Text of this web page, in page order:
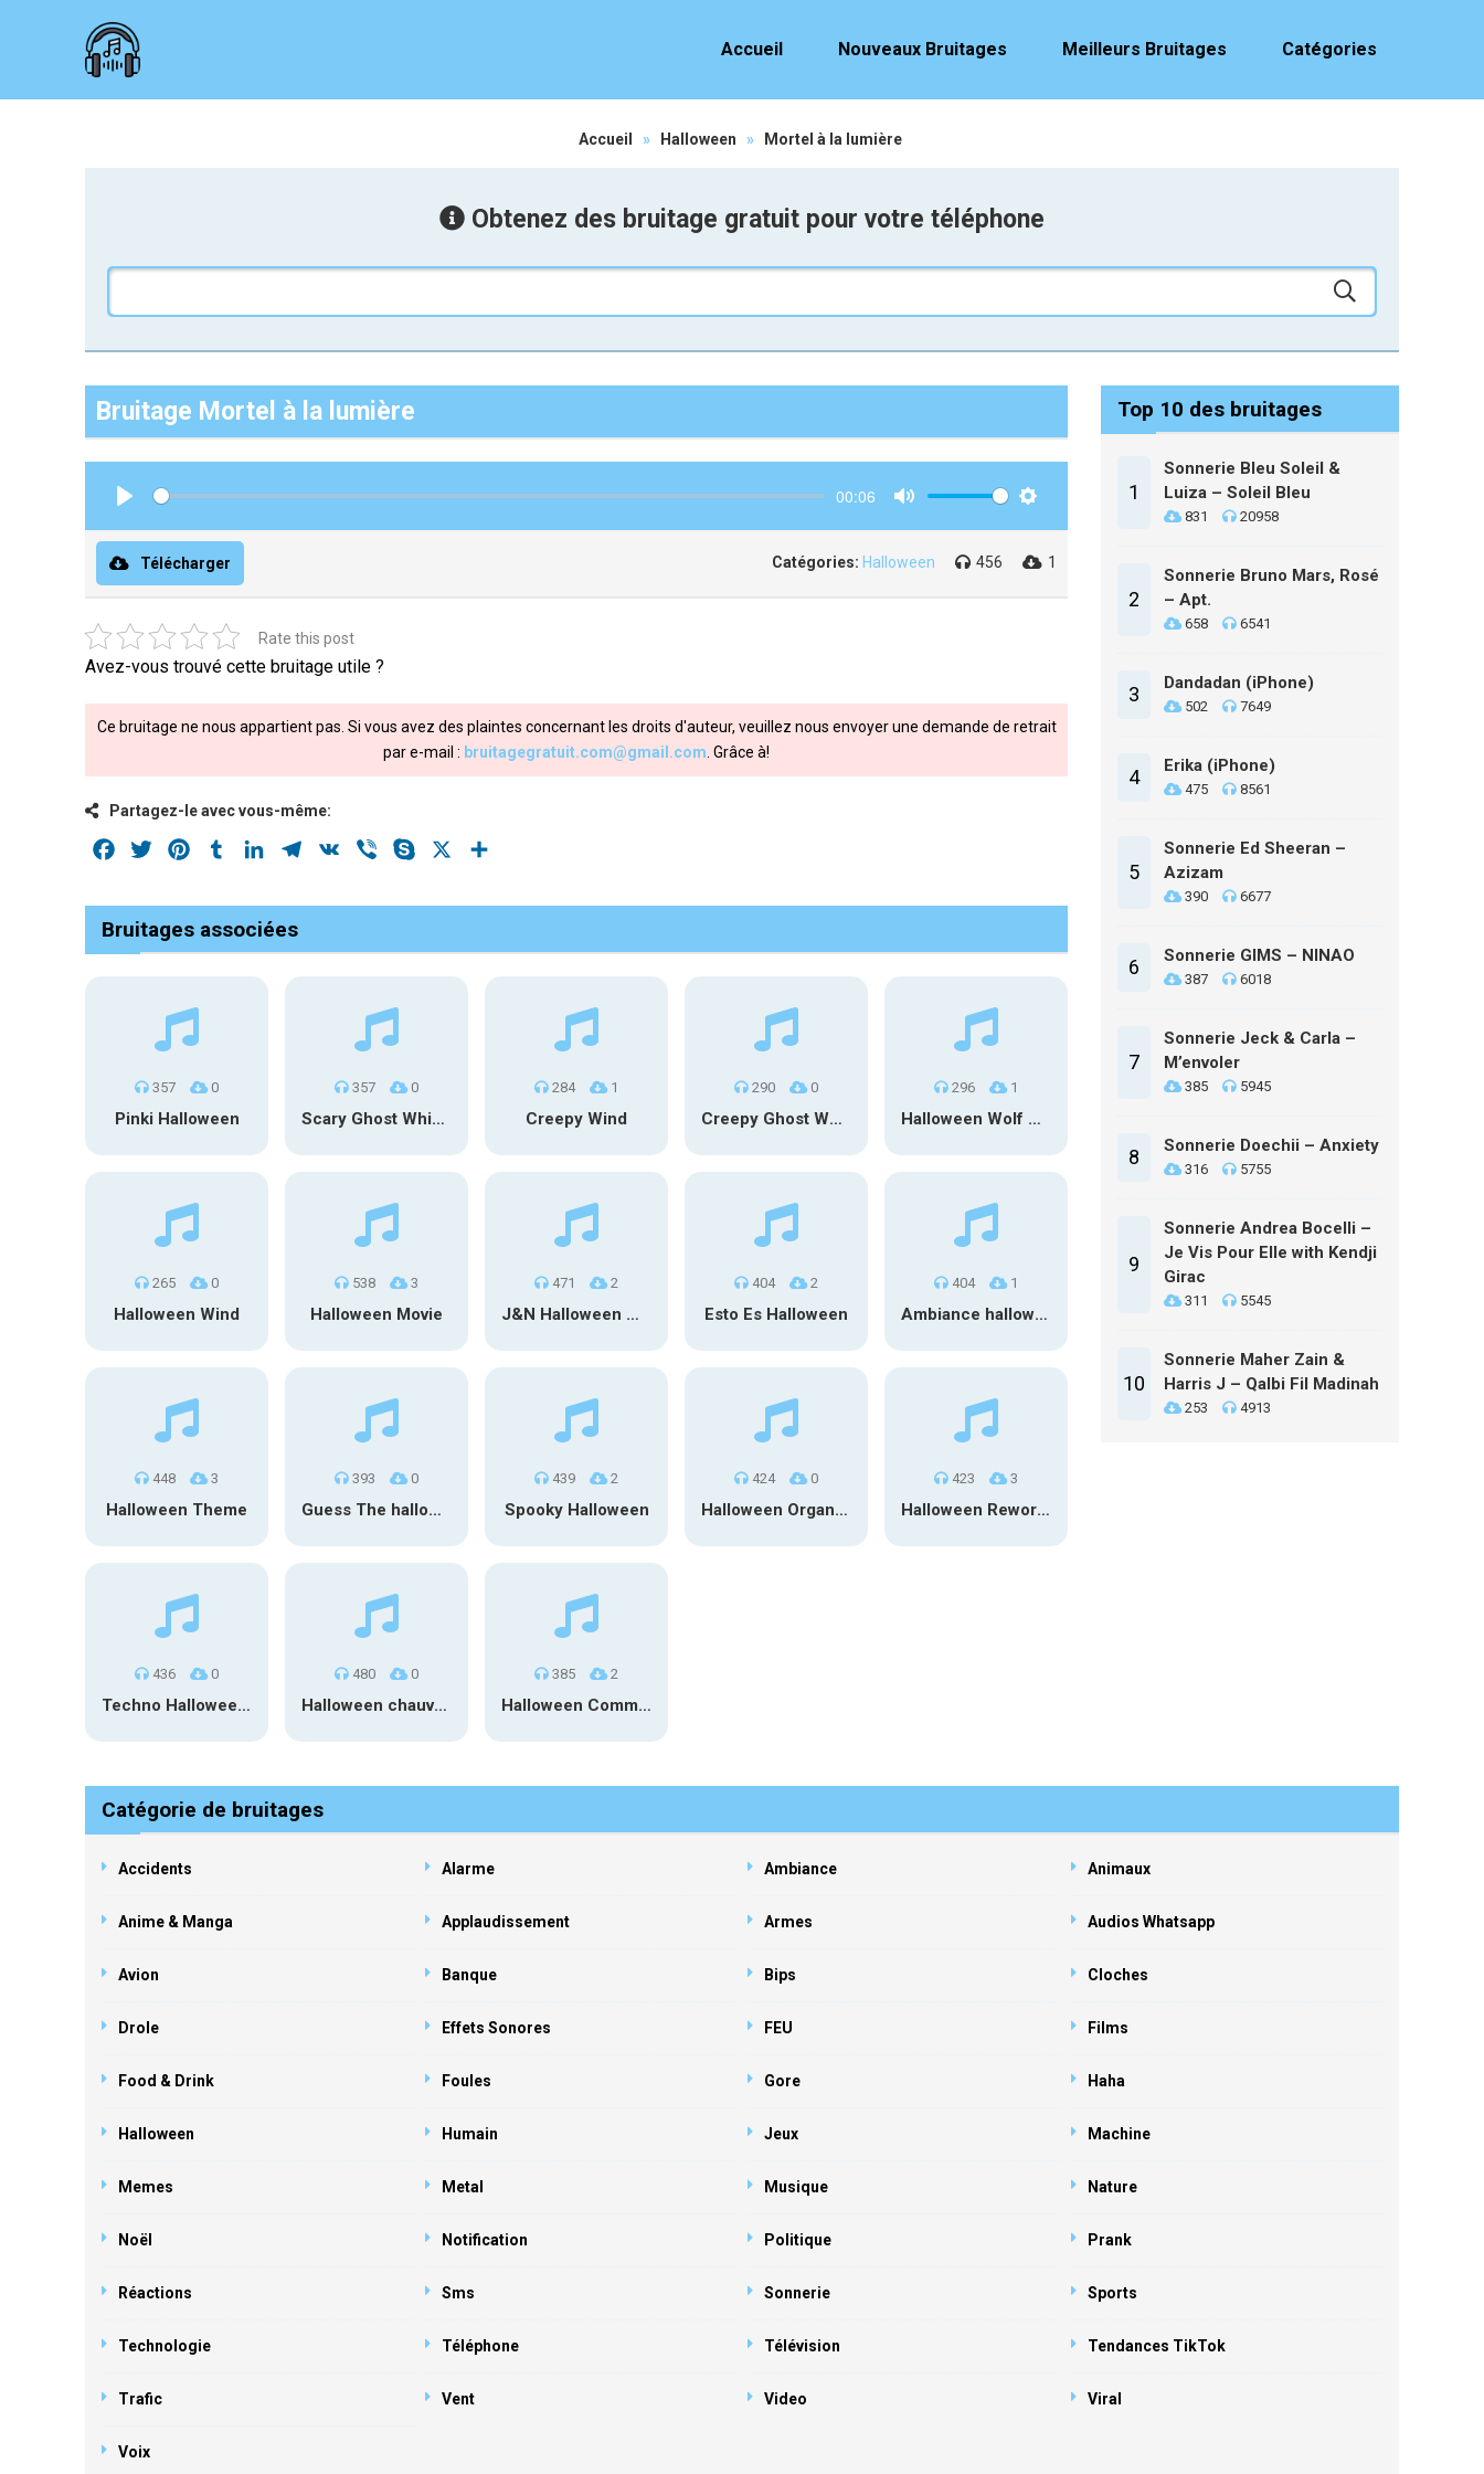
Accueil Nouveaux Bruitages Meilleurs Bruitages Catégories
Accueil » Halloween » Mortel à la lumière
Obtenez des bruitage gratuit pour votre téléphone
Bruitage Mortel à la lumière
00:06
Télécharger Catégories: Halloween 456 1
Rate this post
Avez-vous trouvé cette bruitage utile ?
Ce bruitage ne nous appartient pas. Si vous avez des plaintes concernant les droits d'auteur, veuillez nous envoyer une demande de retrait
par e-mail : bruitagegratuit.com@gmail.com . Grâce à!
Partagez-le avec vous-même:
Facebook
Twitter PinterestTumblrLinkedInTelegram
VK Viber Skype
Bruitages associées
357 0
Pinki Halloween
357 0
Scary Ghost Whisper
284 1
Creepy Wind
290 0
Creepy Ghost Whisper
296 1
Halloween Wolf Howling
265 0
Halloween Wind
538 3
Halloween Movie
471 2
J&N Halloween Mashup
404 2
Esto Es Halloween
404 1
Ambiance halloween 1
448 3
Halloween Theme
393 0
Guess The halloween
439 2
Spooky Halloween
424 0
Halloween Organ 2024
423 3
Halloween Reworked
436 0
Techno Halloween Mix
480 0
Halloween chauve-souris basse
385 2
Halloween Comment
Top 10 des bruitages
1
Sonnerie Bleu Soleil &
Luiza – Soleil Bleu
831 20958
2
Sonnerie Bruno Mars, Rosé
– Apt.
658 6541
3 Dandadan (iPhone)
502 7649
4 Erika (iPhone)
475 8561
5
Sonnerie Ed Sheeran –
Azizam
390 6677
6 Sonnerie GIMS – NINAO
387 6018
7
Sonnerie Jeck & Carla –
M’envoler
385 5945
8 Sonnerie Doechii – Anxiety
316 5755
9
Sonnerie Andrea Bocelli –
Je Vis Pour Elle with Kendji
Girac
311 5545
10
Sonnerie Maher Zain &
Harris J – Qalbi Fil Madinah
253 4913
Catégorie de bruitages
Accidents Alarme Ambiance Animaux
Anime & Manga Applaudissement Armes Audios Whatsapp
Avion Banque Bips Cloches
Drole Effets Sonores FEU Films
Food & Drink Foules Gore Haha
Halloween Humain Jeux Machine
Memes Metal Musique Nature
Noël Notification Politique Prank
Réactions Sms Sonnerie Sports
Technologie Téléphone Télévision Tendances TikTok
Trafic Vent Video Viral
Voix